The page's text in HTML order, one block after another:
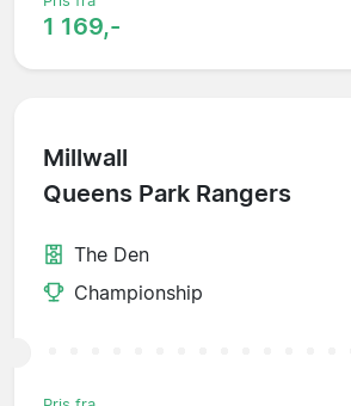
1 169,-
Millwall
Queens Park Rangers
The Den
Championship